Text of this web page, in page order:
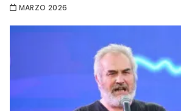
MARZO 2026